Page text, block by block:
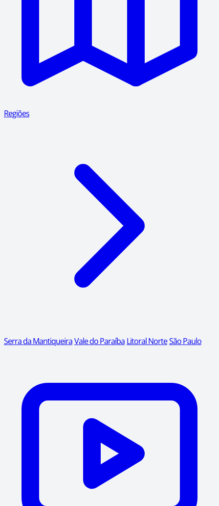
Regiões
Serra da MantiqueiraVale do Paraíba Litoral NorteSão Paulo